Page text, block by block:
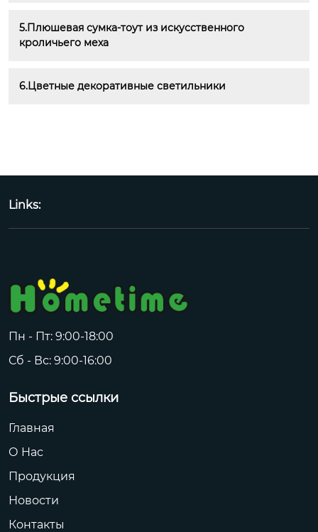
5.Плюшевая сумка-тоут из искусственного
кроличьего меха
6.Цветные декоративные светильники
Links:
Пн - Пт: 9:00-18:00
Сб - Вс: 9:00-16:00
Быстрые ссылки
Главная
О Hас
Продукция
Новости
Контакты